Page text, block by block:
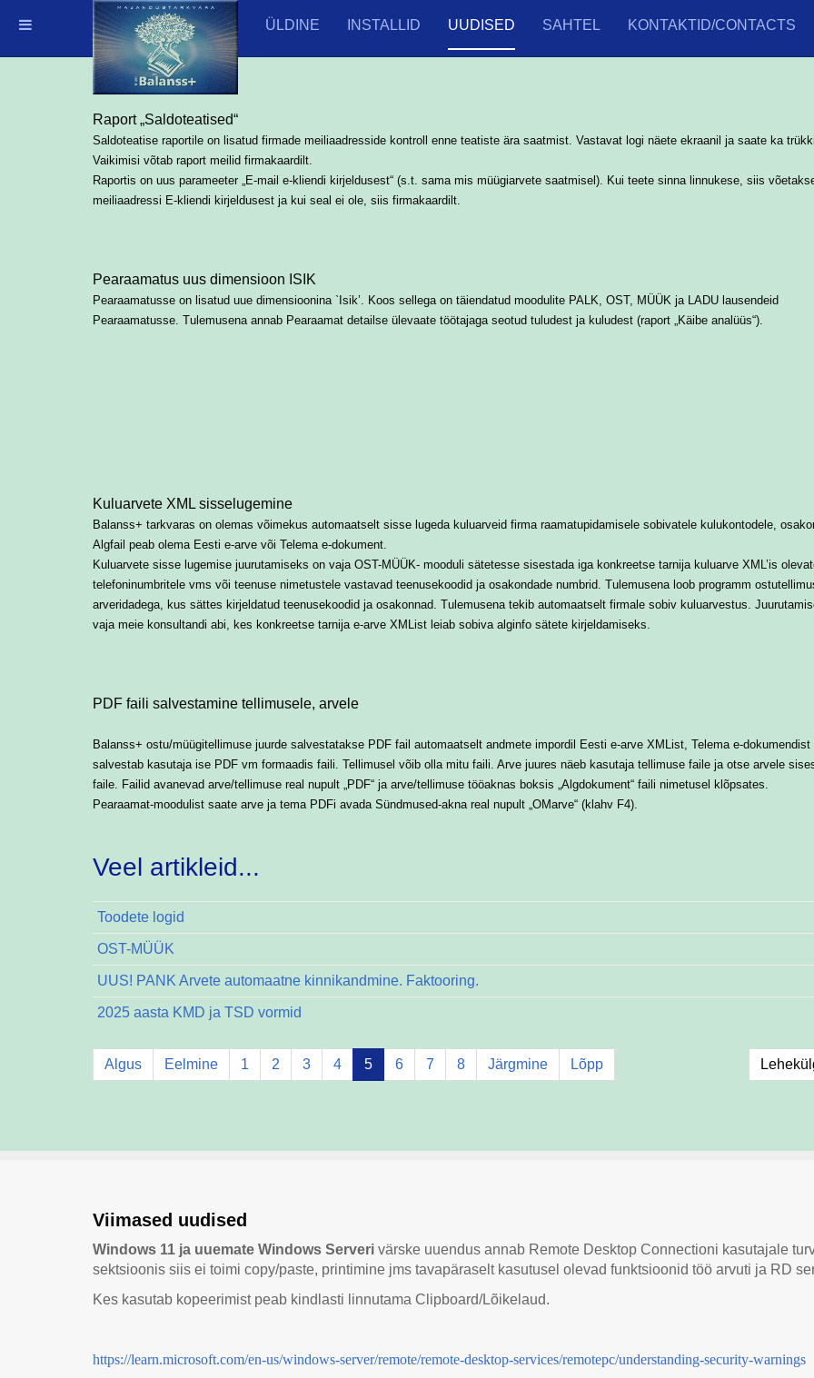
ÜLDINE
INSTALLID UUDISED SAHTEL KONTAKTID/CONTACTS
Raport „Saldoteatised“
Saldoteatise raportile on lisatud firmade meiliaadresside kontroll enne teatiste ära saatmist. Vastavat logi näete ekraanil ja saate ka
Vaikimisi võtab raport meilid firmakaardilt.
Raportis on uus parameeter „E-mail e-kliendi kirjeldusest“ (s.t. sama mis müügiarvete saatmisel). Kui teete sinna linnukese, siis
meiliaadressi E-kliendi kirjeldusest ja kui seal ei ole, siis firmakaardilt.
Pearaamatus uus dimensioon ISIK
Pearaamatusse on lisatud uue dimensioonina `Isik’. Koos sellega on täiendatud moodulite PALK, OST, MÜÜK ja LADU lausendeid
Pearaamatusse. Tulemusena annab Pearaamat detailse ülevaate töötajaga seotud tuludest ja kuludest (raport „Käibe analüüs“).
Kuluarvete XML sisselugemine
Balanss+ tarkvaras on olemas võimekus automaatselt sisse lugeda kuluarveid firma raamatupidamisele sobivatele kulukontodele,
Algfail peab olema Eesti e-arve või Telema e-dokument.
Kuluarvete sisse lugemise juurutamiseks on vaja OST-MÜÜK- mooduli sätetesse sisestada iga konkreetse tarnija kuluarve XML’is
telefoninumbritele vms või teenuse nimetustele vastavad teenusekoodid ja osakondade numbrid. Tulemusena loob programm
arveridadega, kus sättes kirjeldatud teenusekoodid ja osakonnad. Tulemusena tekib automaatselt firmale sobiv kuluarvestus.
vaja meie konsultandi abi, kes konkreetse tarnija e-arve XMList leiab sobiva alginfo sätete kirjeldamiseks.
PDF faili salvestamine tellimusele, arvele
Balanss+ ostu/müügitellimuse juurde salvestatakse PDF fail automaatselt andmete impordil Eesti e-arve XMList, Telema e-dokumendist
salvestab kasutaja ise PDF vm formaadis faili. Tellimusel võib olla mitu faili. Arve juures näeb kasutaja tellimuse faile ja otse arvele
faile. Failid avanevad arve/tellimuse real nupult „PDF“ ja arve/tellimuse tööaknas boksis „Algdokument“ faili nimetusel klõpsates.
Pearaamat-moodulist saate arve ja tema PDFi avada Sündmused-akna real nupult „OMarve“ (klahv F4).
Veel artikleid...
Toodete logid
OST-MÜÜK
UUS! PANK Arvete automaatne kinnikandmine. Faktooring.
2025 aasta KMD ja TSD vormid
Algus Eelmine 1 2 3 4 5 6 7 8 Järgmine Lõpp
Viimased uudised
Windows 11 ja uuemate Windows Serveri värske uuendus annab Remote Desktop Connectioni kasutajale
sektsioonis siis ei toimi copy/paste, printimine jms tavapäraselt kasutusel olevad funktsioonid töö arvuti ja RD
Kes kasutab kopeerimist peab kindlasti linnutama Clipboard/Lõikelaud.
https://learn.microsoft.com/en-us/windows-server/remote/remote-desktop-services/remotepc/understanding-security-warnings